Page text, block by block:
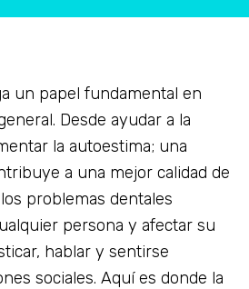
un papel fundamental en
Desde ayudar a la
la autoestima; una
a una mejor calidad de
problemas dentales
persona y afectar su
hablar y sentirse
sociales. Aquí es donde la